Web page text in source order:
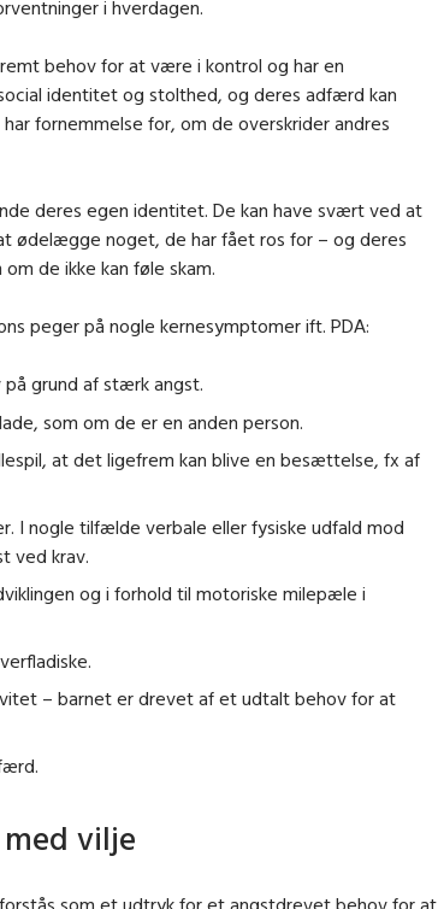
i hverdagen.
behov for at være i kontrol og har en
identitet og stolthed, og deres adfærd kan
fornemmelse for, om de overskrider andres
deres egen identitet. De kan have svært ved at
ødelægge noget, de har fået ros for – og deres
de ikke kan føle skam.
peger på nogle kernesymptomer ift. PDA:
på grund af stærk angst.
som om de er en anden person.
at det ligefrem kan blive en besættelse, fx af
I nogle tilfælde verbale eller fysiske udfald mod
ved krav.
og i forhold til motoriske milepæle i
– barnet er drevet af et udtalt behov for at
vilje
som et udtryk for et angstdrevet behov for at